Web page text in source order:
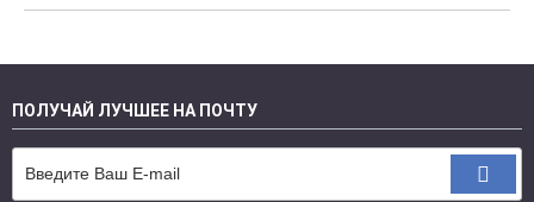
ПОЛУЧАЙ ЛУЧШЕЕ НА ПОЧТУ